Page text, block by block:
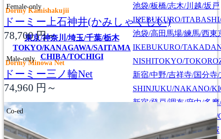
東京/神奈川/埼玉/千葉/栃木
TOKYO/KANAGAWA/SAITAMA
CHIBA/TOCHIGI
池袋/板橋/志木/川越/坂戸
IKEBUKURO/
池袋/高田馬場/練馬/西東
IKEBUKURO/
NISHITOKYO/
新宿/中野/吉祥寺/国分寺
SHINJUKU/NAKANO/
新宿/登戸/調布/府中/多
SHINJUKU/
渋谷/川崎/蒲田/横浜/戸塚
Female-only
Dormy Kamishakujii
ドーミー上石神井(かみしゃくじい)
78,700円～
Male-only
Dormy Minowa Net
ドーミー三ノ輪Net
74,960 円～
Co-ed